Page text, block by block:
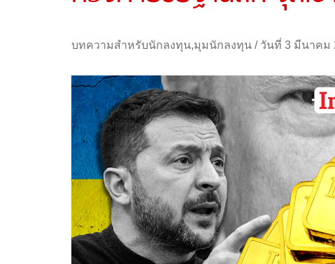
บทความสำหรับนักลงทุน,มุมนักลงทุน / วันที่ 3 มีนาคม